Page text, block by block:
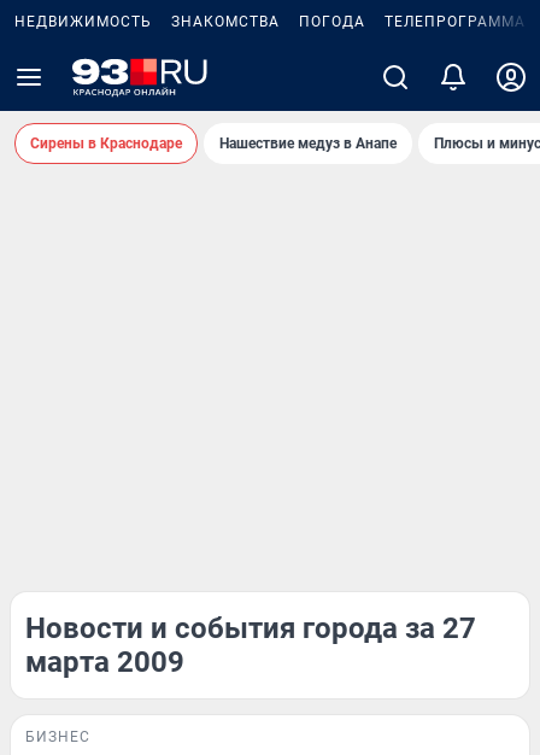
НЕДВИЖИМОСТЬ ЗНАКОМСТВА ПОГОДА ТЕЛЕПРОГРАММА
Сирены в Краснодаре Нашествие медуз в Анапе Плюсы и
Новости и события города за 27
марта 2009
БИЗНЕС